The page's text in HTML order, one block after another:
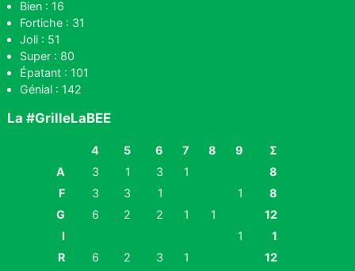
Bien : 16
Fortiche : 31
Joli : 51
Super : 80
Épatant : 101
Génial : 142
La #GrilleLaBEE
4 5 6 7 8 9
Σ
A
3 1 3 1
8
F
3 3 1 1
8
G
6 2 2 1 1
12
I
1
1
R
6 2 3 1
12